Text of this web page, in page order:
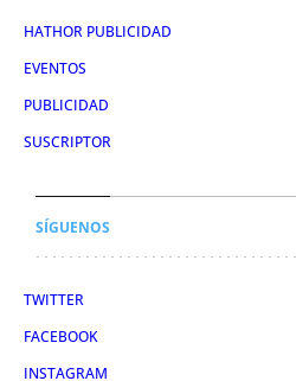
HATHOR PUBLICIDAD
EVENTOS
PUBLICIDAD
SUSCRIPTOR
SÍGUENOS
TWITTER
FACEBOOK
INSTAGRAM